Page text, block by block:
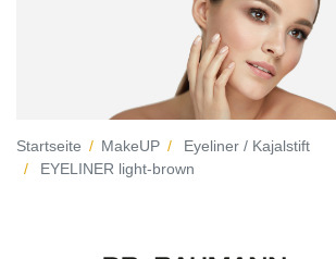
Startseite MakeUP
Eyeliner / Kajalstift
EYELINER light-brown